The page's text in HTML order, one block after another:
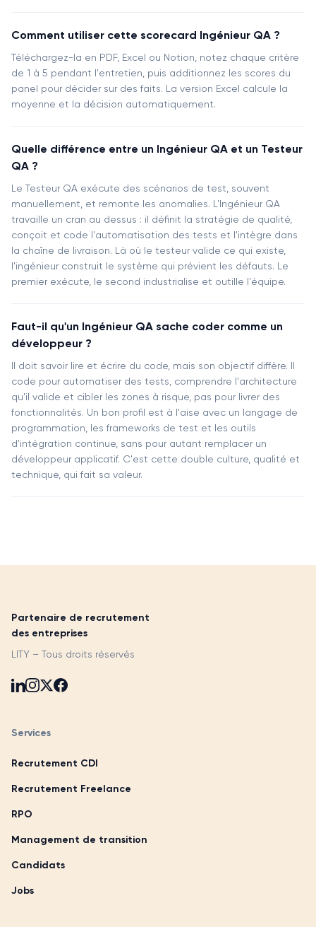
Comment utiliser cette scorecard Ingénieur QA ?
Téléchargez-la en PDF, Excel ou Notion, notez chaque critère
de 1 à 5 pendant l'entretien, puis additionnez les scores du
panel pour décider sur des faits. La version Excel calcule la
moyenne et la décision automatiquement.
Quelle différence entre un Ingénieur QA et un Testeur
QA ?
Le Testeur QA exécute des scénarios de test, souvent
manuellement, et remonte les anomalies. L'Ingénieur QA
travaille un cran au dessus : il définit la stratégie de qualité,
conçoit et code l'automatisation des tests et l'intègre dans
la chaîne de livraison. Là où le testeur valide ce qui existe,
l'ingénieur construit le système qui prévient les défauts. Le
premier exécute, le second industrialise et outille l'équipe.
Faut-il qu'un Ingénieur QA sache coder comme un
développeur ?
Il doit savoir lire et écrire du code, mais son objectif diffère. Il
code pour automatiser des tests, comprendre l'architecture
qu'il valide et cibler les zones à risque, pas pour livrer des
fonctionnalités. Un bon profil est à l'aise avec un langage de
programmation, les frameworks de test et les outils
d'intégration continue, sans pour autant remplacer un
développeur applicatif. C'est cette double culture, qualité et
technique, qui fait sa valeur.
Partenaire de recrutement
des entreprises
LITY – Tous droits réservés
Services
Recrutement CDI
Recrutement Freelance
RPO
Management de transition
Candidats
Jobs